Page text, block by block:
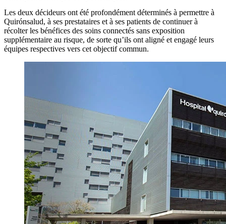
Les deux décideurs ont été profondément déterminés à permettre à
Quirónsalud, à ses prestataires et à ses patients de continuer à
récolter les bénéfices des soins connectés sans exposition
supplémentaire au risque, de sorte qu’ils ont aligné et engagé leurs
équipes respectives vers cet objectif commun.